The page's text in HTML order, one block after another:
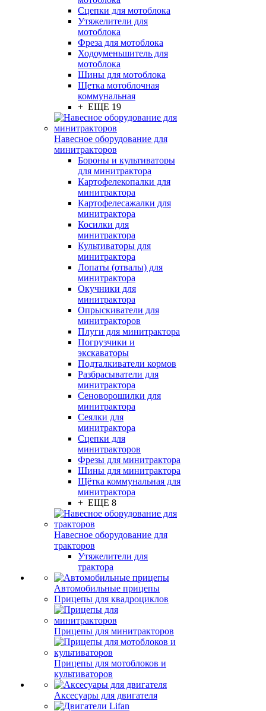
Сцепки для мотоблока
Утяжелители для
мотоблока
Фреза для мотоблока
Ходоуменьшитель для
мотоблока
Шины для мотоблока
Щетка мотоблочная
коммунальная
+ ЕЩЕ 19
Навесное оборудование для
минитракторов
Бороны и культиваторы
для минитрактора
Картофелекопалки для
минитрактора
Картофелесажалки для
минитрактора
Косилки для
минитрактора
Культиваторы для
минитрактора
Лопаты (отвалы) для
минитрактора
Окучники для
минитрактора
Опрыскиватели для
минитракторов
Плуги для минитрактора
Погрузчики и
экскаваторы
Подталкиватели кормов
Разбрасыватели для
минитрактора
Сеноворошилки для
минитрактора
Сеялки для
минитрактора
Сцепки для
минитракторов
Фрезы для минитрактора
Шины для минитрактора
Щётка коммунальная для
минитрактора
+ ЕЩЕ 8
Навесное оборудование для
тракторов
Утяжелители для
трактора
Автомобильные прицепы
Прицепы для квадроциклов
Прицепы для минитракторов
Прицепы для мотоблоков и
культиваторов
Аксесуары для двигателя